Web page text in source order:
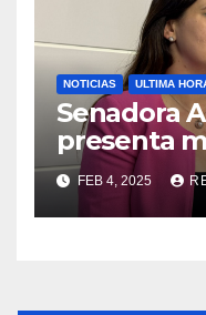
NOTICIAS ULTIMA
Senadora
presenta
violencia
FEB 4, 2025